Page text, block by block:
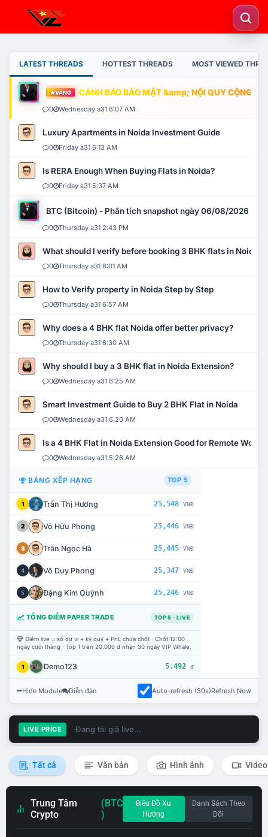
LATEST THREADS HOTTEST THREADS MOST VIEWED
VÀNG CẢNH BÁO BẢO MẬT &amp; NỘI QUY CỘNG
0 Wednesday a31 6:07 AM
Luxury Apartments in Noida Investment Guide
0 Friday a31 6:13 AM
Is RERA Enough When Buying Flats in Noida?
0 Friday a31 5:37 AM
BTC (Bitcoin) - Phân tích snapshot ngày 06/08/2026
0 Thursday a31 2:43 PM
What should I verify before booking 3 BHK flats in Noida?
0 Thursday a31 8:01 AM
How to Verify property in Noida Step by Step
0 Thursday a31 6:57 AM
Why does a 4 BHK flat Noida offer better privacy?
0 Thursday a31 6:30 AM
Why should I buy a 3 BHK flat in Noida Extension?
0 Wednesday a31 6:25 AM
Smart Investment Guide to Buy 2 BHK Flat in Noida
0 Wednesday a31 6:20 AM
Is a 4 BHK Flat in Noida Extension Good for Remote Work?
0 Wednesday a31 5:26 AM
BẢNG XẾP HẠNG TOP 5
1 Trần Thị Hương 25,548 VNĐ
2 Võ Hữu Phong 25,446 VNĐ
3 Trần Ngọc Hà 25,445 VNĐ
4 Võ Duy Phong 25,347 VNĐ
5 Đặng Kim Quỳnh 25,246 VNĐ
TỔNG ĐIỂM PAPER TRADE TOP 5 · LIVE
Điểm live = số dư ví + ký quỹ + PnL chưa chốt · Chốt 12:00
ngày cuối tháng · Top 1 trên 20.000 đ nhận 30 ngày VIP Whale.
1 Demo123 5.492 đ
Hide Module Diễn đàn Auto-refresh (30s)Refresh Now
LIVE PRICE Đang tải giá live...
Tất cả Văn bản Hình ảnh Video
Trung Tâm
Crypto
(BTC
)
Biểu Đồ Xu
Hướng
Danh Sách Theo
Dõi